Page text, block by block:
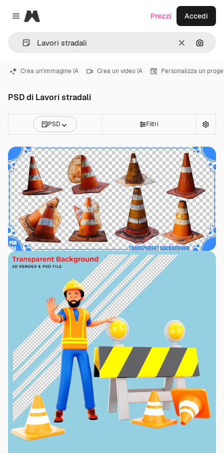
Close menu
Magnific
CancellaCerca
Prezzi Accedi
Crea un'immagine IA Crea un video IA Personalizza un
PSD di Lavori stradali
PSD Filtri